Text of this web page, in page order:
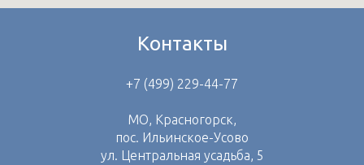
Контакты
+7 (499) 229-44-77
МО, Красногорск,
пос. Ильинское-Усово
ул. Центральная усадьба, 5